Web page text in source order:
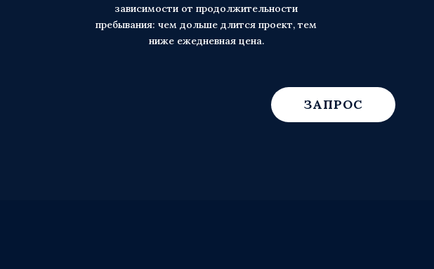
зависимости от продолжительности
пребывания: чем дольше длится проект, тем
ниже ежедневная цена.
ЗАПРОС